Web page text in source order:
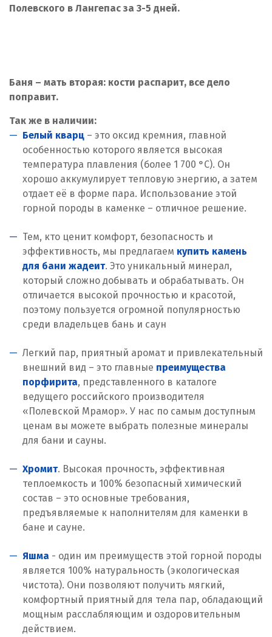
Полевского в Лангепас за 3-5 дней.
Баня – мать вторая: кости распарит, все дело
поправит.
Так же в наличии:
Белый кварц – это оксид кремния, главной
особенностью которого является высокая
температура плавления (более 1 700 °C). Он
хорошо аккумулирует тепловую энергию, а затем
отдает её в форме пара. Использование этой
горной породы в каменке – отличное решение.
Тем, кто ценит комфорт, безопасность и
эффективность, мы предлагаем купить камень
для бани жадеит. Это уникальный минерал,
который сложно добывать и обрабатывать. Он
отличается высокой прочностью и красотой,
поэтому пользуется огромной популярностью
среди владельцев бань и саун
Легкий пар, приятный аромат и привлекательный
внешний вид – это главные преимущества
порфирита, представленного в каталоге
ведущего российского производителя
«Полевской Мрамор». У нас по самым доступным
ценам вы можете выбрать полезные минералы
для бани и сауны.
Хромит. Высокая прочность, эффективная
теплоемкость и 100% безопасный химический
состав – это основные требования,
предъявляемые к наполнителям для каменки в
бане и сауне.
Яшма - один им преимуществ этой горной породы
является 100% натуральность (экологическая
чистота). Они позволяют получить мягкий,
комфортный приятный для тела пар, обладающий
мощным расслабляющим и оздоровительным
действием.